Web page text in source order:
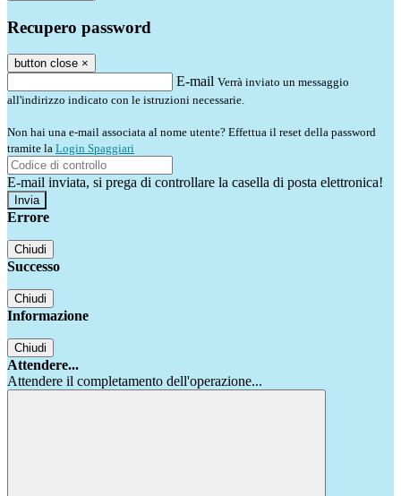
Recupero password
button close ×
E-mail Verrà inviato un messaggio
all'indirizzo indicato con le istruzioni necessarie.
Non hai una e-mail associata al nome utente? Effettua il reset della password
tramite la Login Spaggiari
E-mail inviata, si prega di controllare la casella di posta elettronica!
Errore
Chiudi
Successo
Chiudi
Informazione
Chiudi
Attendere...
Attendere il completamento dell'operazione...